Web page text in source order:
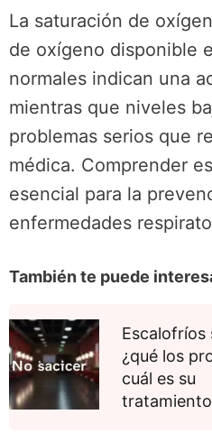
La saturación de
de oxígeno disponible
normales indican una
mientras que niveles
problemas serios que
médica. Comprender
esencial para la
enfermedades
También te puede
Escalofríos
¿qué los
cuál es su